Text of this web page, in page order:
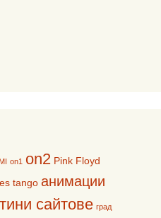
on1 on2 Pink Floyd
tango анимации
сайтове град